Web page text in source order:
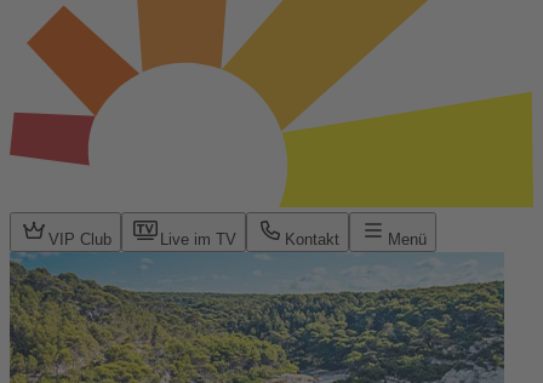
VIP Club Live im TV Kontakt Menü